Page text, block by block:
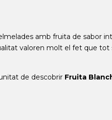
amb fruita de sabor
valoren molt el fet que tot
de descobrir Fruita